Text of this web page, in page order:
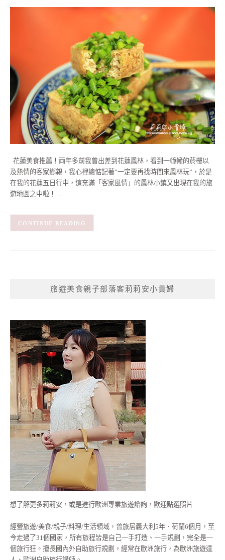
花蓮美食推薦！兩年多前我曾出差到花蓮鳳林，看到一幢幢的菸樓以
及熱情的客家鄉親，我心裡總惦記著”一定要再找時間來鳳林玩”，於是
在我的花蓮五日行中，這充滿「客家風情」的鳳林小鎮又出現在我的旅
遊地圖之中啦！ …
CONTINUE READING
旅遊美食親子部落客莉莉安小貴婦
想了解更多莉莉安，或是進行歐洲專業旅遊諮詢，歡迎點選照片
經營旅遊/美食/親子/料理/生活領域，曾旅居義大利5年、荷蘭6個月，至
今走過了31個國家，所有旅程皆是自己一手打造、一手規劃，完全是一
個旅行狂。擅長國內外自助旅行規劃，經常在歐洲旅行，為歐洲旅遊達